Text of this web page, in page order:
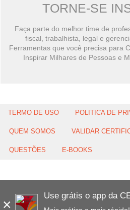
×
Use grátis o app da
TORNE-SE
Faça parte do melhor time de
fiscal, trabalhista, legal e
Ferramentas que você precisa para
Inspirar Milhares de Pessoas e
TERMO DE USO POLITICA DE
QUEM SOMOS VALIDAR
QUESTÕES E-BOOKS